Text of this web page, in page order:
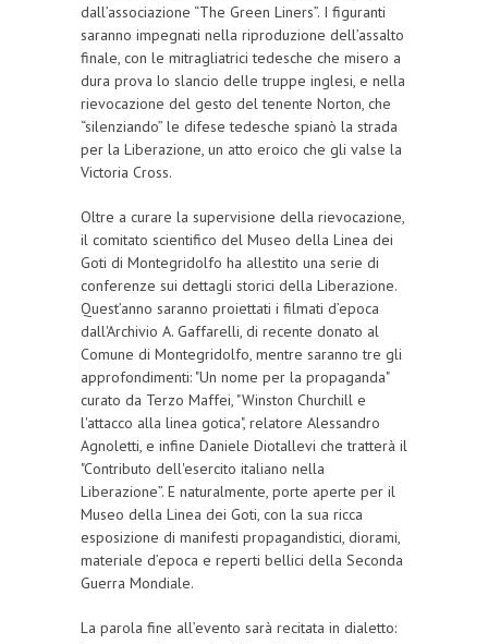
dall’associazione “The Green Liners”. I figuranti
saranno impegnati nella riproduzione dell’assalto
finale, con le mitragliatrici tedesche che misero a
dura prova lo slancio delle truppe inglesi, e nella
rievocazione del gesto del tenente Norton, che
“silenziando” le difese tedesche spianò la strada
per la Liberazione, un atto eroico che gli valse la
Victoria Cross.
Oltre a curare la supervisione della rievocazione,
il comitato scientifico del Museo della Linea dei
Goti di Montegridolfo ha allestito una serie di
conferenze sui dettagli storici della Liberazione.
Quest’anno saranno proiettati i filmati d’epoca
dall'Archivio A. Gaffarelli, di recente donato al
Comune di Montegridolfo, mentre saranno tre gli
approfondimenti: "Un nome per la propaganda"
curato da Terzo Maffei, "Winston Churchill e
l'attacco alla linea gotica", relatore Alessandro
Agnoletti, e infine Daniele Diotallevi che tratterà il
"Contributo dell'esercito italiano nella
Liberazione”. E naturalmente, porte aperte per il
Museo della Linea dei Goti, con la sua ricca
esposizione di manifesti propagandistici, diorami,
materiale d’epoca e reperti bellici della Seconda
Guerra Mondiale.
La parola fine all’evento sarà recitata in dialetto: